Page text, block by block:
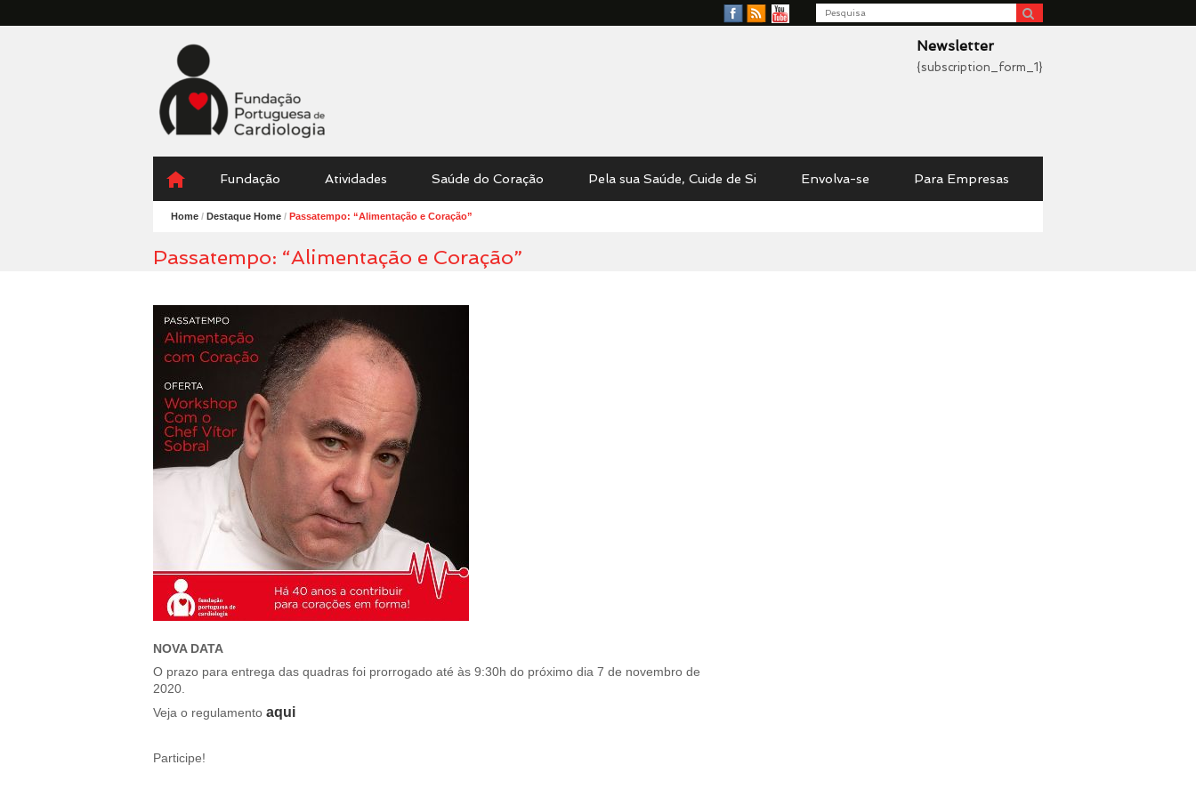
Facebook
RSS
YouTube
Search
Fundação
Portuguesa
Cardiologia
Newsletter
{subscription_form_1}
Menu
content
Fundação Atividades Saúde do Coração Pela sua Saúde, Cuide de Si Envolva-se Para Empresas
Home / Destaque Home / Passatempo: “Alimentação e Coração”
Passatempo: “Alimentação e Coração”
NOVA DATA
O prazo para entrega das quadras foi prorrogado até às 9:30h do próximo dia 7 de novembro de
2020.
Veja o regulamento aqui
Participe!